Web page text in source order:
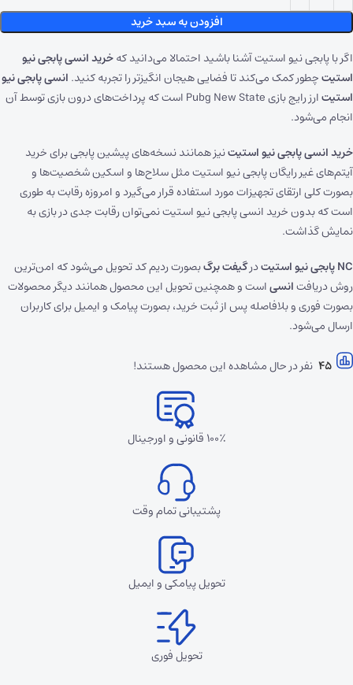
اگر با پابجی نیو استیت آشنا باشید احتمالا می‌دانید کهخرید انسی پابجی نیو
استیتچطور کمک می‌کند تا فضایی هیجان انگیز‌تر را تجربه کنید. انسی پابجی نیو
استیت
ارز رایج بازی Pubg New State است که پرداخت‌های درون بازی توسط آن
انجام می‌شود.
خرید انسی پابجی نیو استیتنیز همانند نسخه‌های پیشین پابجی برای خرید
آیتم‌های غیر رایگان پابجی نیو استیت مثل سلاح‌ها و اسکین شخصیت‌ها و
بصورت کلی ارتقای تجهیزات مورد استفاده قرار می‌گیرد و امروزه رقابت به طوری
است که بدون خرید انسی پابجی نیو استیت نمی‌توان رقابت جدی در بازی به
نمایش گذاشت.
NC پابجی نیو استیت
درگیفت برگبصورت ردیم کد تحویل می‌شود که امن‌ترین
روش دریافتانسیاست و همچنین تحویل این محصول همانند دیگر محصولات
بصورت فوری و بلافاصله پس از ثبت خرید، بصورت پیامک و ایمیل برای کاربران
ارسال می‌شود.
افزودن به سبد خرید
45 نفر در حال مشاهده این محصول هستند!
۱۰۰٪ قانونی و اورجینال
پشتیبانی تمام وقت
تحویل پیامکی و ایمیل
تحویل فوری